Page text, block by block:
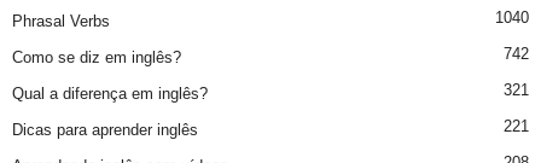
Phrasal Verbs 1040
Como se diz em inglês? 742
Qual a diferença em inglês? 321
Dicas para aprender inglês 221